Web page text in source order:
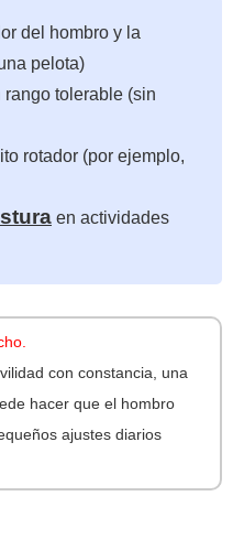
del hombro y la
pelota)
rango tolerable (sin
rotador (por ejemplo,
en actividades
con constancia, una
hacer que el hombro
ajustes diarios